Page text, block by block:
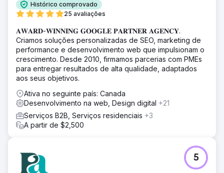
Histórico comprovado
25 avaliações
𝐀𝐖𝐀𝐑𝐃-𝐖𝐈𝐍𝐍𝐈𝐍𝐆 𝐆𝐎𝐎𝐆𝐋𝐄 𝐏𝐀𝐑𝐓𝐍𝐄𝐑 𝐀𝐆𝐄𝐍𝐂𝐘.
Criamos soluções personalizadas de SEO, marketing de
performance e desenvolvimento web que impulsionam o
crescimento. Desde 2010, firmamos parcerias com PMEs
para entregar resultados de alta qualidade, adaptados
aos seus objetivos.
Ativa no seguinte país: Canada
Desenvolvimento na web, Design digital +21
Serviços B2B, Serviços residenciais +3
A partir de $2,500
5